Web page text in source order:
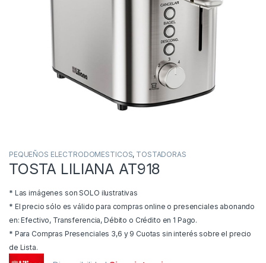
PEQUEÑOS ELECTRODOMESTICOS, TOSTADORAS
TOSTA LILIANA AT918
* Las imágenes son SOLO ilustrativas
* El precio sólo es válido para compras online o presenciales abonando
en: Efectivo, Transferencia, Débito o Crédito en 1 Pago.
* Para Compras Presenciales 3,6 y 9 Cuotas sin interés sobre el precio
de Lista.